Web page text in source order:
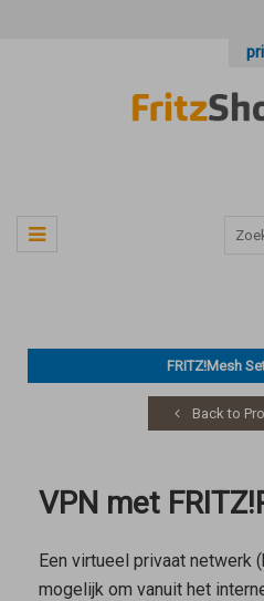
FRITZ!Mesh
Back to
VPN met
Een virtueel privaat netwerk
mogelijk om vanuit het